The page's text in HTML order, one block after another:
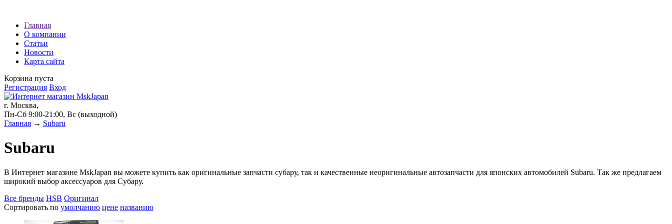
экспресс займы
Главная
О компании
Статьи
Новости
Карта сайта
Корзина пуста
Регистрация Вход
г. Москва,
Пн-Сб 9:00-21:00, Вс (выходной)
Главная → Subaru
Subaru
В Интернет магазине MskJapan вы можете купить как оригинальные запчасти субару, так и качественные неоригинальные автозапчасти для японских автомобилей Subaru. Так же предлагаем
широкий выбор аксессуаров для Субару.
Все бренды HSB Оригинал
Сортировать по умолчанию цене названию